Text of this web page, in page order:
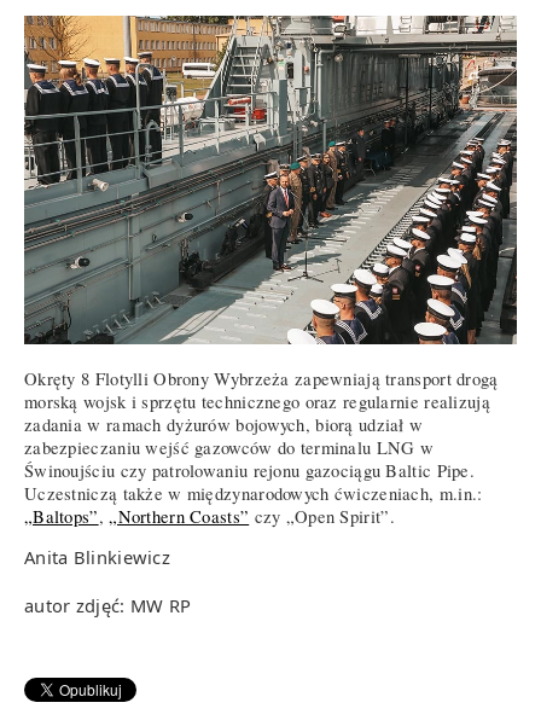
Okręty 8 Flotylli Obrony Wybrzeża zapewniają transport drogą
morską wojsk i sprzętu technicznego oraz regularnie realizują
zadania w ramach dyżurów bojowych, biorą udział w
zabezpieczaniu wejść gazowców do terminalu LNG w
Świnoujściu czy patrolowaniu rejonu gazociągu Baltic Pipe.
Uczestniczą także w międzynarodowych ćwiczeniach, m.in.:
„Baltops”, „Northern Coasts” czy „Open Spirit”.
Anita Blinkiewicz
autor zdjęć: MW RP